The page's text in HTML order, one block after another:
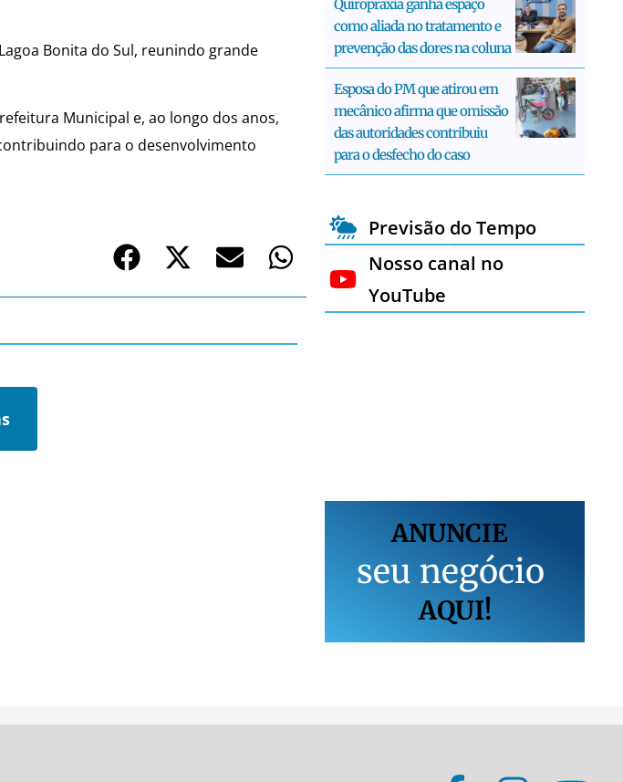
Bonita do Sul, reunindo grande
Municipal e, ao longo dos anos,
para o desenvolvimento
Quiropraxia ganha espaço
como aliada no tratamento e
prevenção das dores na coluna
Esposa do PM que atirou em
mecânico afirma que omissão
das autoridades contribuiu
para o desfecho do caso
Previsão do Tempo
Nosso canal no
YouTube
ANUNCIE
seu negócio
AQUI!